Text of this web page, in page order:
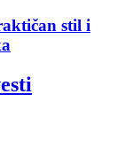
stil i